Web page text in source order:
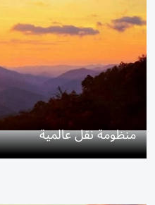
منظومة نقل عالمية